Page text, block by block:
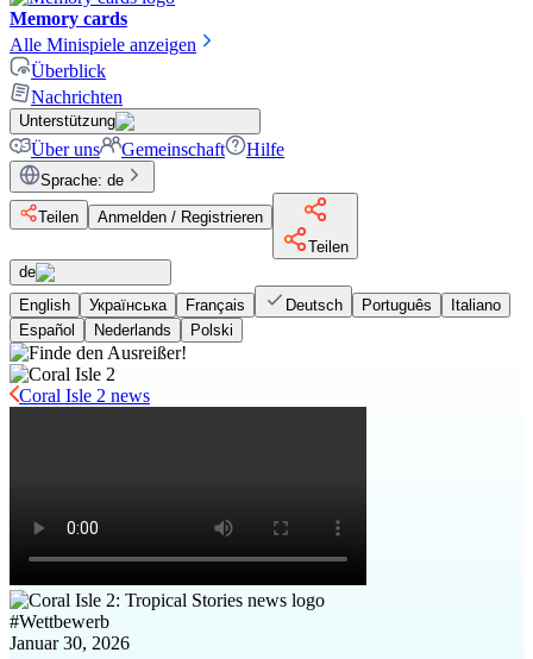
Memory cards
Alle Minispiele anzeigen
Überblick
Nachrichten
Unterstützung
Über uns Gemeinschaft Hilfe
Sprache: de
Teilen
Anmelden / Registrieren
Teilen
de
English
Українська Français Deutsch Português
Italiano
Español
Nederlands Polski
Coral Isle 2 news
#Wettbewerb
Januar 30, 2026